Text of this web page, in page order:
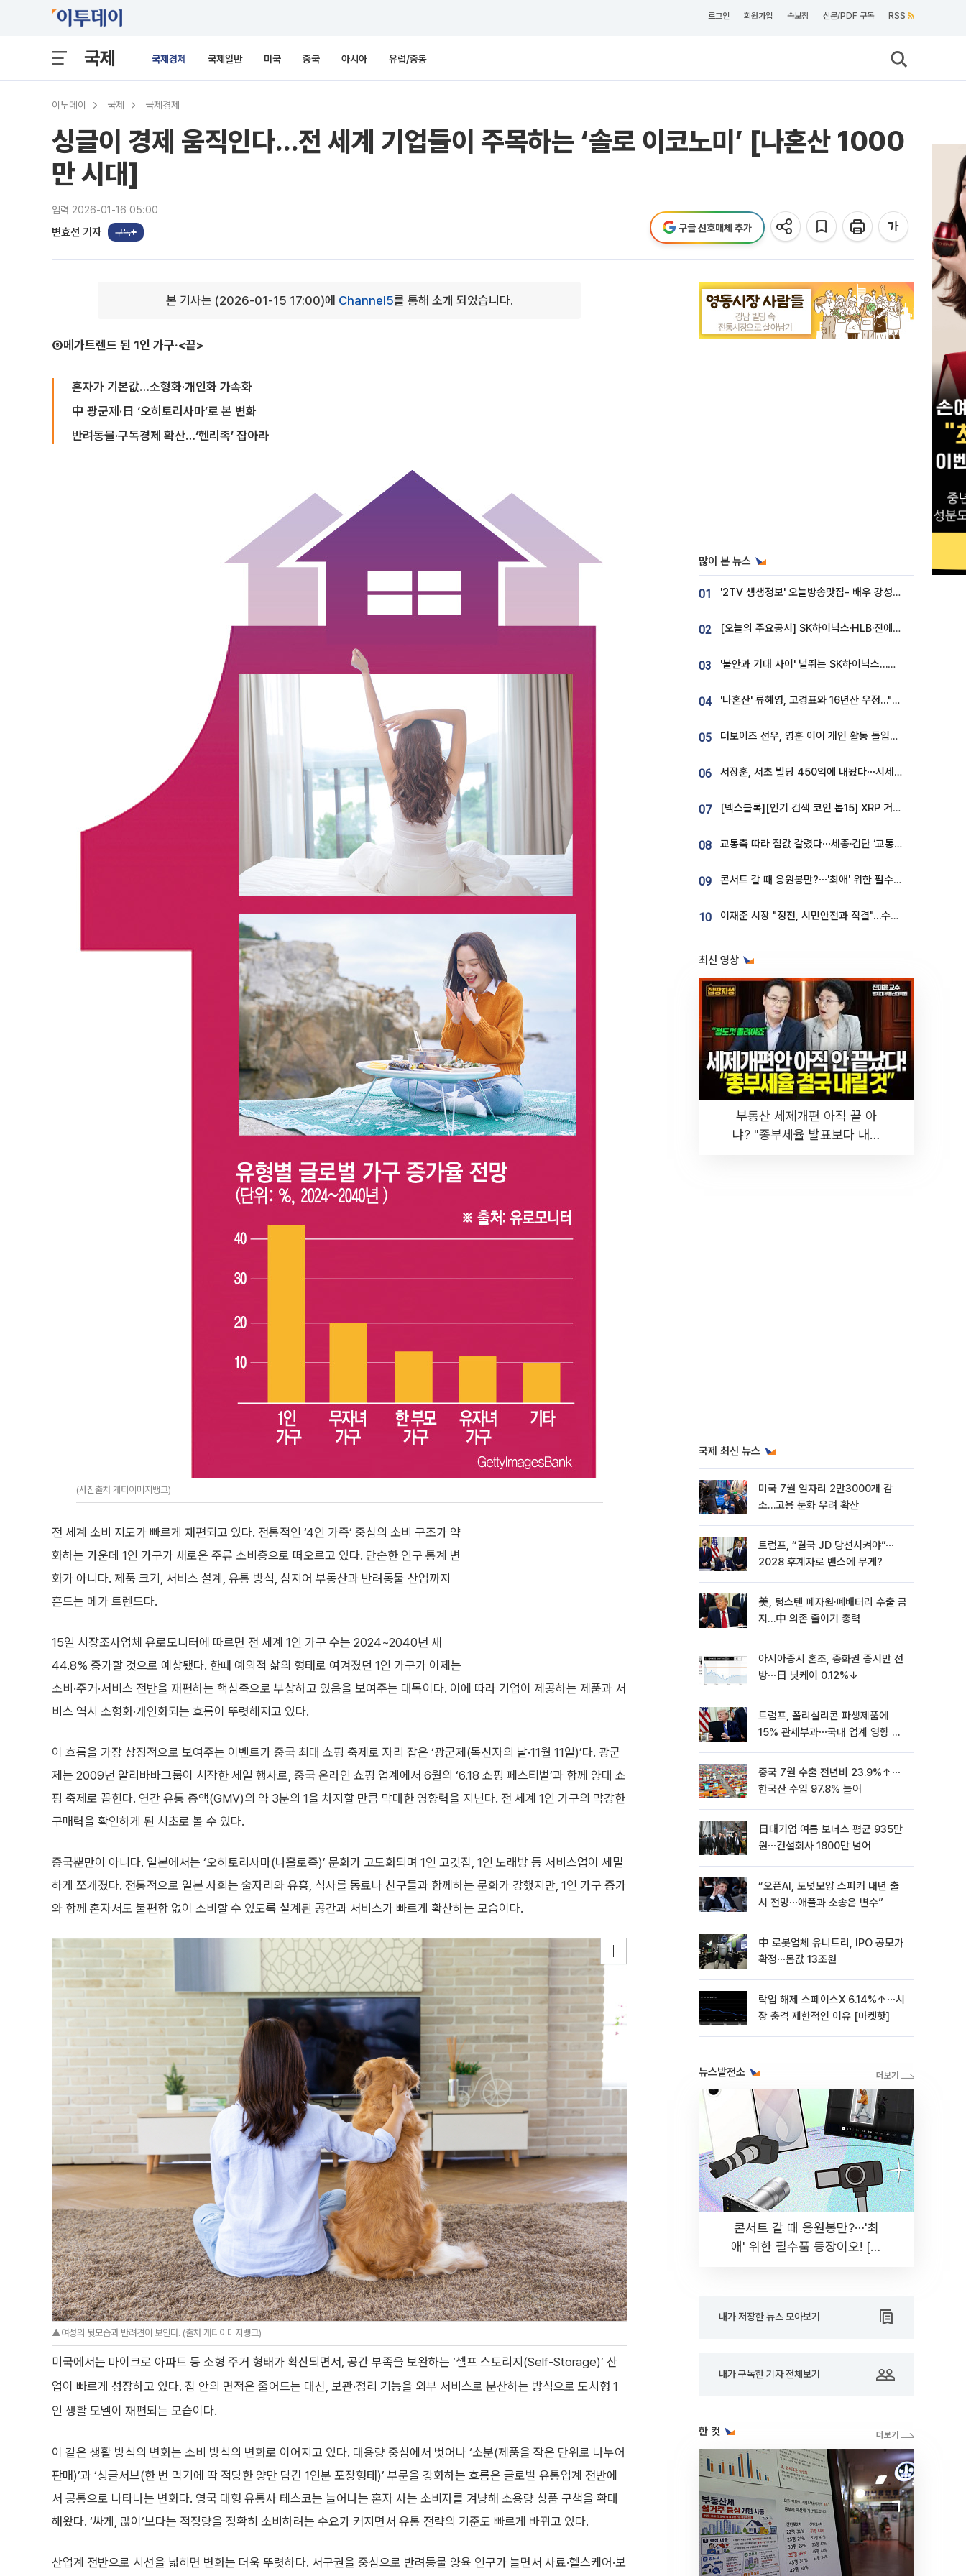
로그인 회원가입 속보창 신문/PDF 구독 RSS
국제 국제경제 국제일반 미국 중국 아시아 유럽/중동
이투데이 국제 국제경제
싱글이 경제 움직인다…전 세계 기업들이 주목하는 ‘솔로 이코노미’ [나혼산 1000
만 시대]
입력 2026-01-16 05:00
변효선 기자 구독 구글 선호매체 추가
본 기사는 (2026-01-15 17:00)에 Channel5를 통해 소개 되었습니다.
⑤메가트렌드 된 1인 가구·<끝>
혼자가 기본값…소형화·개인화 가속화
中 광군제·日 ‘오히토리사마’로 본 변화
반려동물·구독경제 확산…‘헨리족’ 잡아라
(사진출처 게티이미지뱅크)
전 세계 소비 지도가 빠르게 재편되고 있다. 전통적인 ‘4인 가족’ 중심의 소비 구조가 약
화하는 가운데 1인 가구가 새로운 주류 소비층으로 떠오르고 있다. 단순한 인구 통계 변
화가 아니다. 제품 크기, 서비스 설계, 유통 방식, 심지어 부동산과 반려동물 산업까지
흔드는 메가 트렌드다.
15일 시장조사업체 유로모니터에 따르면 전 세계 1인 가구 수는 2024~2040년 새
44.8% 증가할 것으로 예상됐다. 한때 예외적 삶의 형태로 여겨졌던 1인 가구가 이제는
소비·주거·서비스 전반을 재편하는 핵심축으로 부상하고 있음을 보여주는 대목이다. 이에 따라 기업이 제공하는 제품과 서
비스 역시 소형화·개인화되는 흐름이 뚜렷해지고 있다.
이 흐름을 가장 상징적으로 보여주는 이벤트가 중국 최대 쇼핑 축제로 자리 잡은 ‘광군제(독신자의 날·11월 11일)’다. 광군
제는 2009년 알리바바그룹이 시작한 세일 행사로, 중국 온라인 쇼핑 업계에서 6월의 ‘6.18 쇼핑 페스티벌’과 함께 양대 쇼
핑 축제로 꼽힌다. 연간 유통 총액(GMV)의 약 3분의 1을 차지할 만큼 막대한 영향력을 지닌다. 전 세계 1인 가구의 막강한
구매력을 확인하게 된 시초로 볼 수 있다.
중국뿐만이 아니다. 일본에서는 ‘오히토리사마(나홀로족)’ 문화가 고도화되며 1인 고깃집, 1인 노래방 등 서비스업이 세밀
하게 쪼개졌다. 전통적으로 일본 사회는 술자리와 유흥, 식사를 동료나 친구들과 함께하는 문화가 강했지만, 1인 가구 증가
와 함께 혼자서도 불편함 없이 소비할 수 있도록 설계된 공간과 서비스가 빠르게 확산하는 모습이다.
▲여성의 뒷모습과 반려견이 보인다. (출처 게티이미지뱅크)
미국에서는 마이크로 아파트 등 소형 주거 형태가 확산되면서, 공간 부족을 보완하는 ‘셀프 스토리지(Self-Storage)’ 산
업이 빠르게 성장하고 있다. 집 안의 면적은 줄어드는 대신, 보관·정리 기능을 외부 서비스로 분산하는 방식으로 도시형 1
인 생활 모델이 재편되는 모습이다.
이 같은 생활 방식의 변화는 소비 방식의 변화로 이어지고 있다. 대용량 중심에서 벗어나 ‘소분(제품을 작은 단위로 나누어
판매)’과 ‘싱글서브(한 번 먹기에 딱 적당한 양만 담긴 1인분 포장형태)’ 부문을 강화하는 흐름은 글로벌 유통업계 전반에
서 공통으로 나타나는 변화다. 영국 대형 유통사 테스코는 늘어나는 혼자 사는 소비자를 겨냥해 소용량 상품 구색을 확대
해왔다. ‘싸게, 많이’보다는 적정량을 정확히 소비하려는 수요가 커지면서 유통 전략의 기준도 빠르게 바뀌고 있다.
산업계 전반으로 시선을 넓히면 변화는 더욱 뚜렷하다. 서구권을 중심으로 반려동물 양육 인구가 늘면서 사료·헬스케어·보
많이 본 뉴스
01 '2TV 생생정보' 오늘방송맛집- 배우 강성진 단골! 쌀국수ㆍ푸팟퐁 커리 맛집 '블○○○'
02 [오늘의 주요공시] SK하이닉스·HLB·진에어·포스코홀딩스·네이버·대우건설 등
03 '불안과 기대 사이' 널뛰는 SK하이닉스…증권가 "HBM4·LTA 기반 펀터멘털 견고"
04 '나혼산' 류혜영, 고경표와 16년산 우정…"자취방서 부모님과 마주쳐"
05 더보이즈 선우, 영훈 이어 개인 활동 돌입⋯앳에어리어와 전속계약
06 서장훈, 서초 빌딩 450억에 내놨다⋯시세차익은
07 [넥스블록][인기 검색 코인 톱15] XRP 거래량 14억달러…ETHGas 급등·Bless 급락…고변동 알트 부각
08 교통축 따라 집값 갈렸다⋯세종·검단 ‘교통 프리미엄’ 뚜렷
09 콘서트 갈 때 응원봉만?⋯'최애' 위한 필수품 등장이오! [솔드아웃]
10 이재준 시장 "정전, 시민안전과 직결"…수원시 비상대응체계 가동
최신 영상
부동산 세제개편 아직 끝 아
냐? "종부세율 발표보다 내릴
국제 최신 뉴스
미국 7월 일자리 2만3000개 감
소…고용 둔화 우려 확산
트럼프, “결국 JD 당선시켜야”⋯
2028 후계자로 밴스에 무게?
美, 텅스텐 폐자원·폐배터리 수출 금
지…中 의존 줄이기 총력
아시아증시 혼조, 중화권 증시만 선
방⋯日 닛케이 0.12%↓
트럼프, 폴리실리콘 파생제품에
15% 관세부과⋯국내 업계 영향 촉
중국 7월 수출 전년비 23.9%↑⋯
한국산 수입 97.8% 늘어
日대기업 여름 보너스 평균 935만
원⋯건설회사 1800만 넘어
“오픈AI, 도넛모양 스피커 내년 출
시 전망⋯애플과 소송은 변수”
中 로봇업체 유니트리, IPO 공모가
확정⋯몸값 13조원
락업 해제 스페이스X 6.14%↑⋯시
장 충격 제한적인 이유 [마켓핫]
뉴스발전소
콘서트 갈 때 응원봉만?⋯'최
애' 위한 필수품 등장이오! [솔
내가 저장한 뉴스 모아보기
내가 구독한 기자 전체보기
한 컷